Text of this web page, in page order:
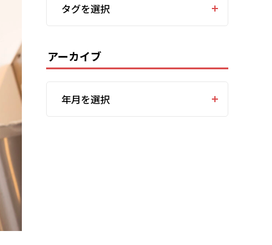
タグを選択
アーカイブ
年月を選択